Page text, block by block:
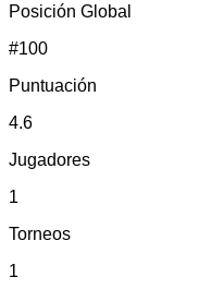
Posición Global
#100
Puntuación
4.6
Jugadores
1
Torneos
1